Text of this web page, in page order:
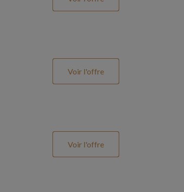
Voir l'offre
Voir l'offre